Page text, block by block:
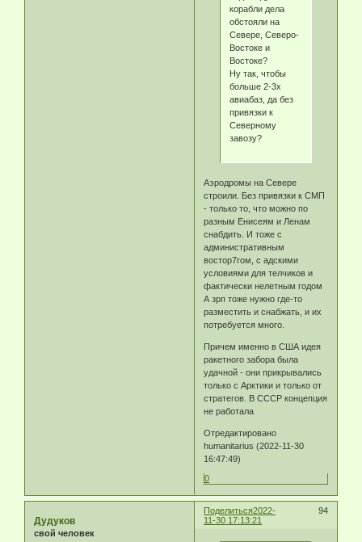
корабли дела
обстояли на
Севере, Северо-
Востоке и
Востоке?
Ну так, чтобы
больше 2-3х
авиабаз, да без
привязки к
Северному
завозу?
Аэродромы на Севере
строили. Без привязки к СМП
- только то, что можно по
разным Енисеям и Ленам
снабдить. И тоже с
административным
востор7гом, с адскими
условиями для телчиков и
фактически нелетным годом
А зрп тоже нужно где-то
разместить и снабжать, и их
потребуется много.
Причем именно в США идея
ракетного забора была
удачной - они прикрывались
только с Арктики и только от
стратегов. В СССР концепция
не работала
Отредактировано
humanitarius (2022-11-30
16:47:49)
0
Поделиться 94
2022-
11-30 17:13:21
Дудуков
свой человек